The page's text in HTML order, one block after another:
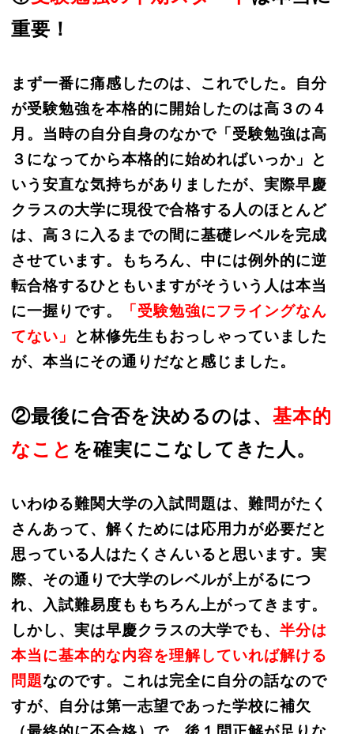
重要！
まず一番に痛感したのは、これでした。自分
が受験勉強を本格的に開始したのは高３の４
月。当時の自分自身のなかで「受験勉強は高
３になってから本格的に始めればいっか」と
いう安直な気持ちがありましたが、実際早慶
クラスの大学に現役で合格する人のほとんど
は、高３に入るまでの間に基礎レベルを完成
させています。もちろん、中には例外的に逆
転合格するひともいますがそういう人は本当
に一握りです。
「受験勉強にフライングなん
てない」
と林修先生もおっしゃっていました
が、本当にその通りだなと感じました。
②最後に合否を決めるのは、 基本的
なこと を確実にこなしてきた人。
いわゆる難関大学の入試問題は、難問がたく
さんあって、解くためには応用力が必要だと
思っている人はたくさんいると思います。実
際、その通りで大学のレベルが上がるにつ
れ、入試難易度ももちろん上がってきます。
しかし、実は早慶クラスの大学でも、 半分は
本当に基本的な内容を理解していれば解ける
問題なのです。これは完全に自分の話なので
すが、自分は第一志望であった学校に補欠